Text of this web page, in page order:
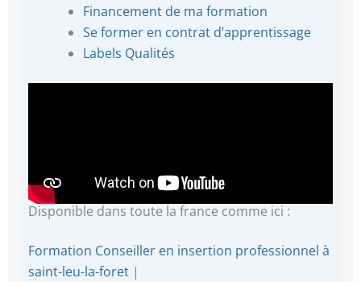
Financement de ma formation
Se former en contrat d’apprentissage
Labels Qualités
Disponible dans toute la france comme ici :
Formation Conseiller en insertion professionnel à
saint-leu-la-foret |